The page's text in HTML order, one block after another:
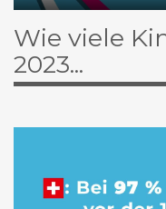
Play
Wie viele
2023...